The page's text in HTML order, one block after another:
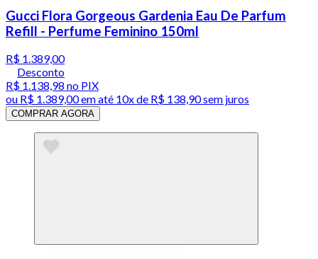
Gucci Flora Gorgeous Gardenia Eau De Parfum
Refill - Perfume Feminino 150ml
R$ 1.389,00
Desconto
R$ 1.138,98 no PIX
ou R$ 1.389,00em até 10x de R$ 138,90 sem juros
COMPRAR AGORA